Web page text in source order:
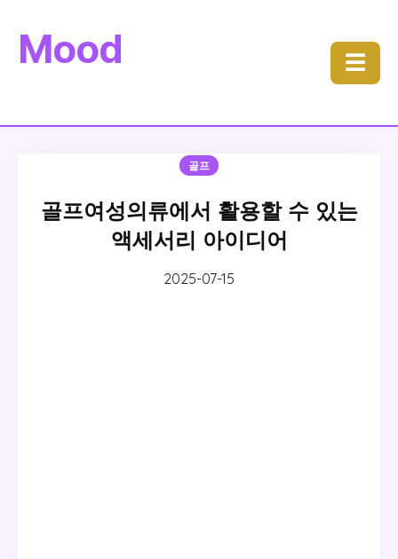
Mood ☰
골프
골프여성의류에서 활용할 수 있는
액세서리 아이디어
2025-07-15